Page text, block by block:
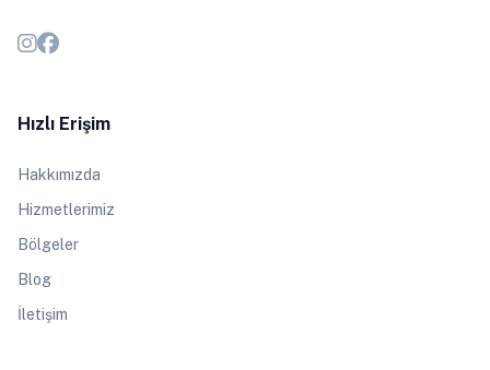
Hızlı Erişim
Hakkımızda
Hizmetlerimiz
Bölgeler
Blog
İletişim